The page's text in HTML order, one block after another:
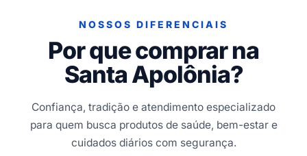
NOSSOS DIFERENCIAIS
Por que comprar na
Santa Apolônia?
Confiança, tradição e atendimento especializado
para quem busca produtos de saúde, bem-estar e
cuidados diários com segurança.